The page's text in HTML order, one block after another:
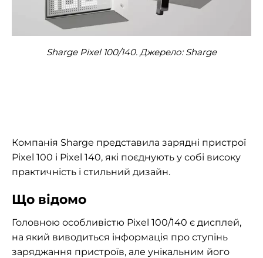
Sharge Pixel 100/140. Джерело: Sharge
Компанія Sharge представила зарядні пристрої
Pixel 100 і Pixel 140, які поєднують у собі високу
практичність і стильний дизайн.
Що відомо
Головною особливістю Pixel 100/140 є дисплей,
на який виводиться інформація про ступінь
заряджання пристроїв, але унікальним його